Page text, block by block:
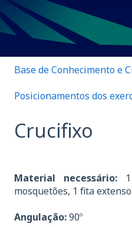
Não há sugestões
Base de Conhecimento e
Posicionamentos dos
Crucifixo
Material necessário:
mosquetões, 1 fita
Angulação:90º